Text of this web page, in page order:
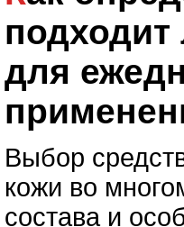
подходит
для
Выбор
кожи во
состава и